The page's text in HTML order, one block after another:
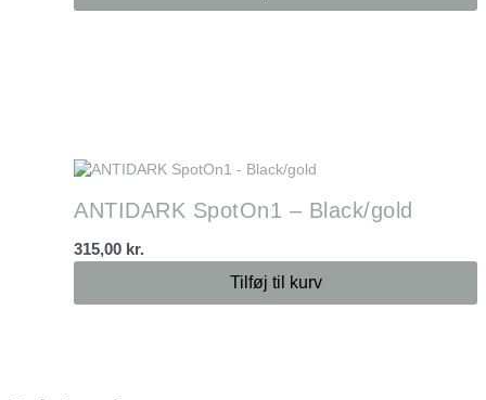
ANTIDARK SpotOn1 – Black/gold
315,00 kr.
Tilføj til kurv